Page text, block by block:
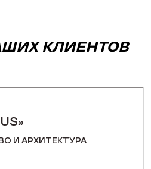
КЛИЕНТОВ
И АРХИТЕКТУРА